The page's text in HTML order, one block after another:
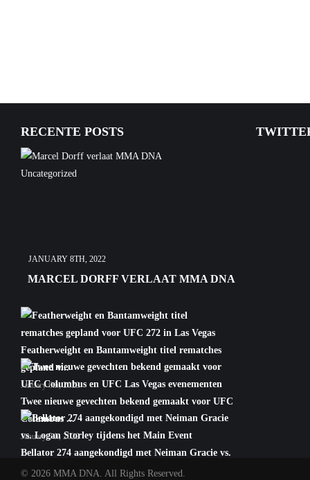
RECENTE POSTS
Uncategorized
JANUARY 8TH, 2022
MARCEL DORFF VERLAAT MMA DNA
Featherweight en Bantamweight titel rematches
gepland v...
January 6th, 2022
Twee nieuwe gevechten bekend gemaakt voor UFC
Columbus ...
January 5th, 2022
Bellator 274 aangekondigd met Neiman Gracie vs.
Logan S...
© 2026 MMA DNA. All Rights Reserved.